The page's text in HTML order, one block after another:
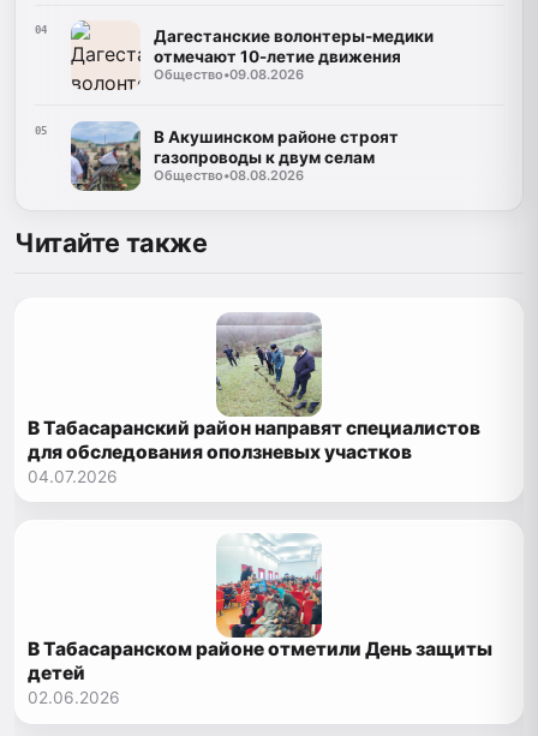
04
Дагестанские волонтеры-медики
отмечают 10-летие движения
Общество•09.08.2026
05
В Акушинском районе строят
газопроводы к двум селам
Общество•08.08.2026
Читайте также
В Табасаранский район направят специалистов
для обследования оползневых участков
04.07.2026
В Табасаранском районе отметили День защиты
детей
02.06.2026